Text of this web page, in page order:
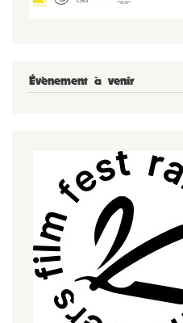
Évènement à venir